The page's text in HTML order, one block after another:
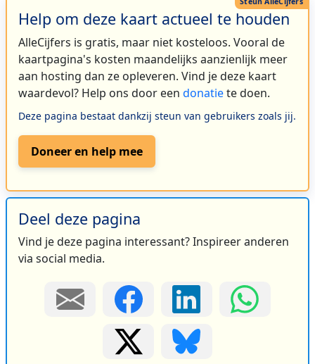
Help om deze kaart actueel te houden
AlleCijfers is gratis, maar niet kosteloos. Vooral de
kaartpagina's kosten maandelijks aanzienlijk meer
aan hosting dan ze opleveren. Vind je deze kaart
waardevol? Help ons door een donatiete doen.
Deze pagina bestaat dankzij steun van gebruikers zoals jij.
Doneer en help mee
Deel deze pagina
Vind je deze pagina interessant? Inspireer anderen
via social media.